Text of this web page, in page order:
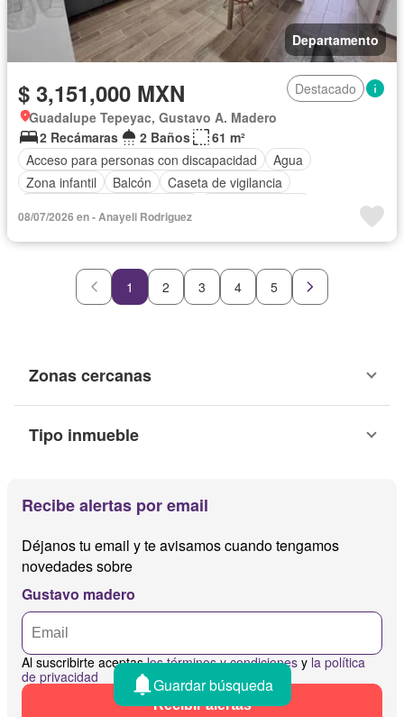
Departamento
$ 3,151,000 MXN
Destacado
Guadalupe Tepeyac, Gustavo A. Madero
2 Recámaras
2 Baños
61 m²
Acceso para personas con discapacidad
Agua
Zona infantil
Balcón
Caseta de vigilancia
Cocina integral
Electricidad
Estacionamiento
Gas natural
Gimnasio Internet Jardín
Seguridad
Televisión por cable
Wifi
08/07/2026 en - Anayeli Rodriguez
1 2 3 4 5
Zonas cercanas
Tipo inmueble
Recibe alertas por email
Déjanos tu email y te avisamos cuando tengamos
novedades sobre
Gustavo madero
Al suscribirte aceptaslos términos y condiciones y la política
de privacidad
Recibir alertas
Guardar búsqueda